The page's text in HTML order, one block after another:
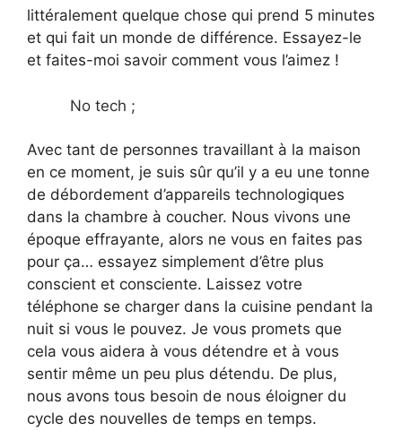
littéralement quelque chose qui prend 5 minutes
et qui fait un monde de différence. Essayez-le
et faites-moi savoir comment vous l’aimez !
No tech ;
Avec tant de personnes travaillant à la maison
en ce moment, je suis sûr qu’il y a eu une tonne
de débordement d’appareils technologiques
dans la chambre à coucher. Nous vivons une
époque effrayante, alors ne vous en faites pas
pour ça… essayez simplement d’être plus
conscient et consciente. Laissez votre
téléphone se charger dans la cuisine pendant la
nuit si vous le pouvez. Je vous promets que
cela vous aidera à vous détendre et à vous
sentir même un peu plus détendu. De plus,
nous avons tous besoin de nous éloigner du
cycle des nouvelles de temps en temps.